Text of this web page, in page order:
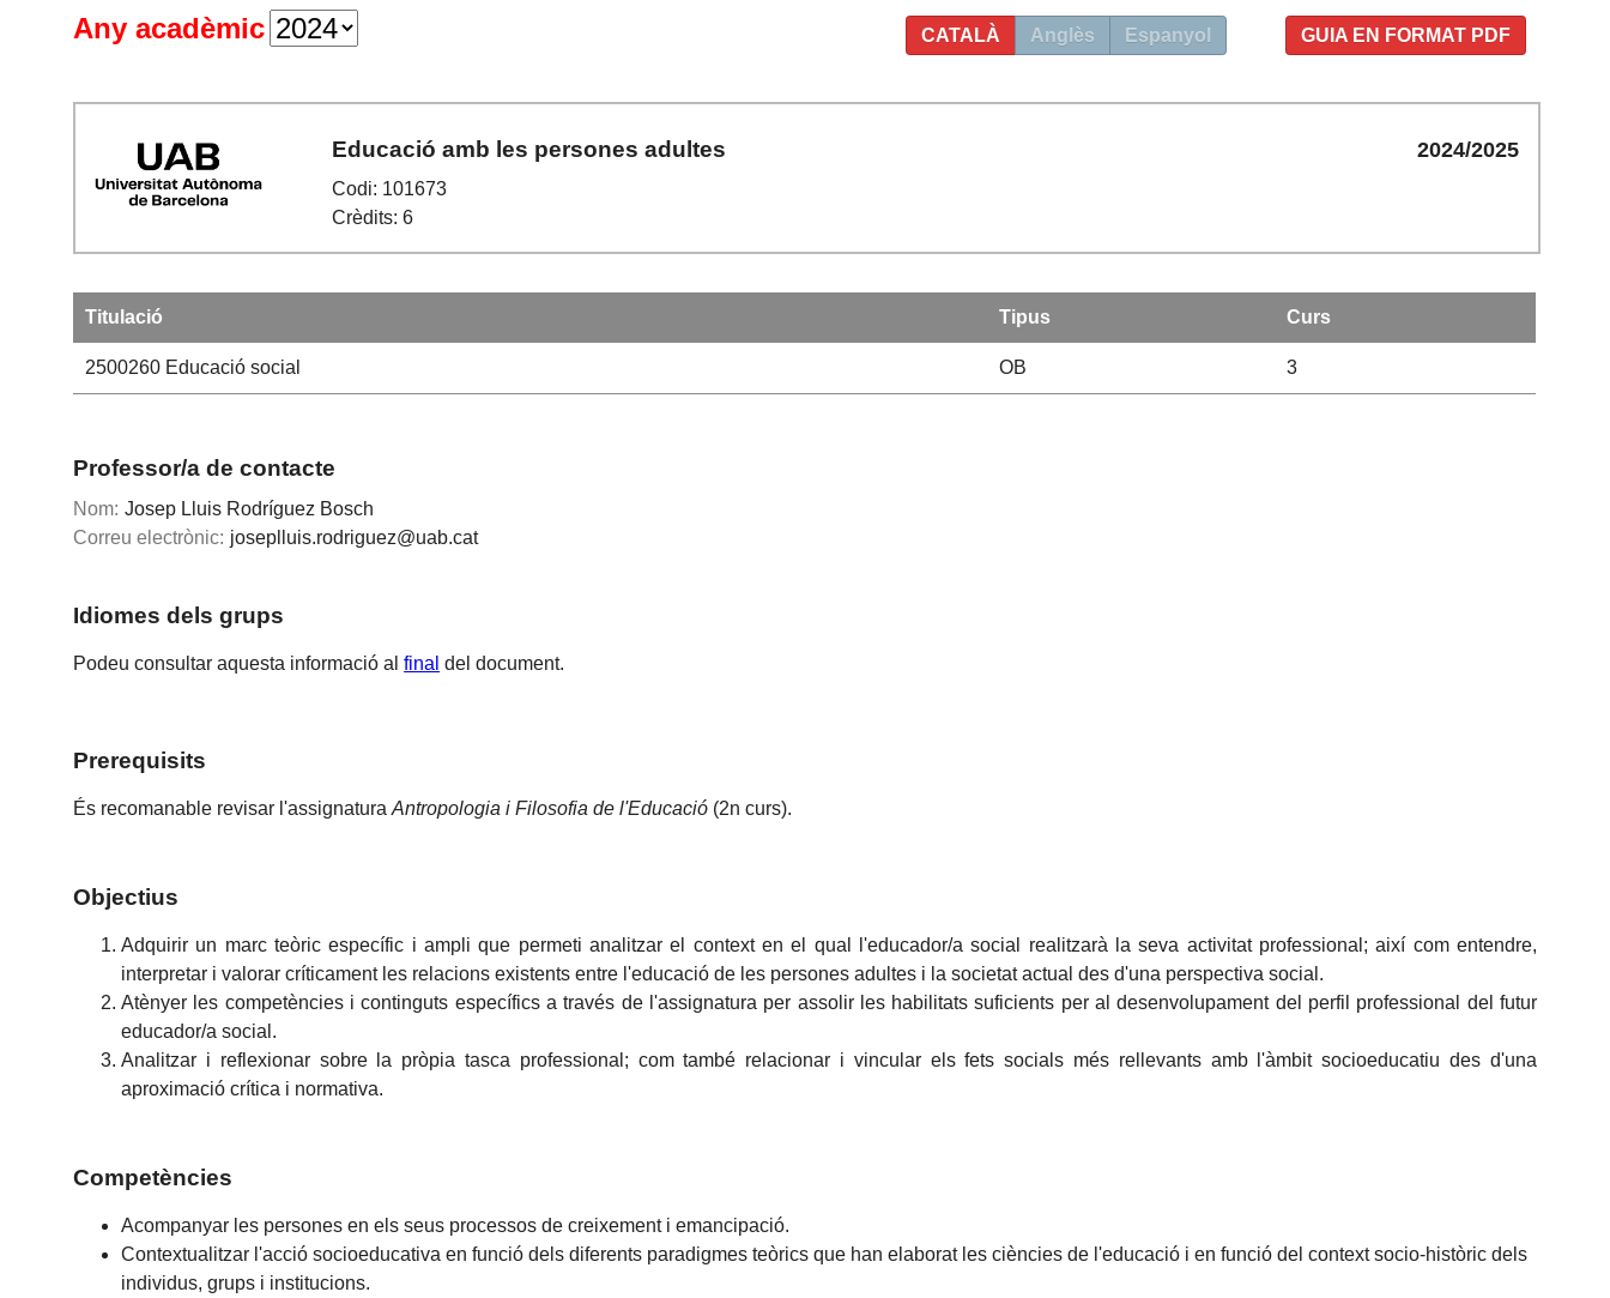
GUIA EN FORMAT PDF
CATALÀ Anglès Espanyol
Any acadèmic
Educació amb les persones adultes
Codi: 101673
Crèdits: 6
2024/2025
Titulació Tipus Curs
2500260Educació social OB 3
Professor/a de contacte
Nom: Josep Lluis Rodríguez Bosch
Correu electrònic: joseplluis.rodriguez@uab.cat
Idiomes dels grups
Podeu consultar aquesta informació alfinal del document.
Prerequisits
És recomanable revisar l'assignaturaAntropologia i Filosofia de l'Educació (2n curs).
Objectius
Adquirir un marc teòric específic i ampli que permeti analitzar el context en el qual l'educador/a social realitzarà la seva activitat professional; així com entendre,
interpretar i valorar críticament les relacions existents entre l'educació de les persones adultes i la societat actual des d'una perspectiva social.
Atènyer les competències i continguts específics a través de l'assignatura per assolir les habilitats suficients per al desenvolupament del perfil professional del futur
educador/a social.
Analitzar i reflexionar sobre la pròpia tasca professional; com també relacionar i vincular els fets socials més rellevants amb l'àmbit socioeducatiu des d'una
aproximació crítica i normativa.
Competències
Acompanyar les persones en els seus processos de creixement i emancipació.
Contextualitzar l'acció socioeducativa en funció dels diferents paradigmes teòrics que han elaborat les ciències de l'educació i en funció del context socio-històric dels
individus, grups i institucions.